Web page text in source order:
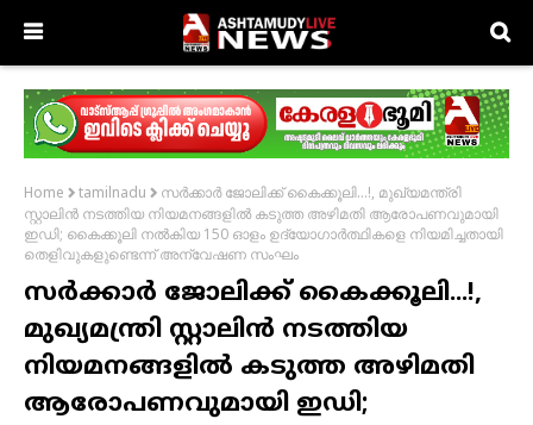
Home tamilnadu
സർക്കാർ ജോലിക്ക് കൈക്കൂലി...!, മുഖ്യമന്ത്രി
സ്റ്റാലിൻ നടത്തിയ നിയമനങ്ങളിൽ കടുത്ത അഴിമതി ആരോപണവുമായി
ഇഡി; കൈക്കൂലി നൽകിയ 150 ഓളം ഉദ്യോഗാർത്ഥികളെ നിയമിച്ചതായി
തെളിവുകളുണ്ടെന്ന് അന്വേഷണ സംഘം
സർക്കാർ ജോലിക്ക് കൈക്കൂലി...!,
മുഖ്യമന്ത്രി സ്റ്റാലിൻ നടത്തിയ
നിയമനങ്ങളിൽ കടുത്ത അഴിമതി
ആരോപണവുമായി ഇഡി;